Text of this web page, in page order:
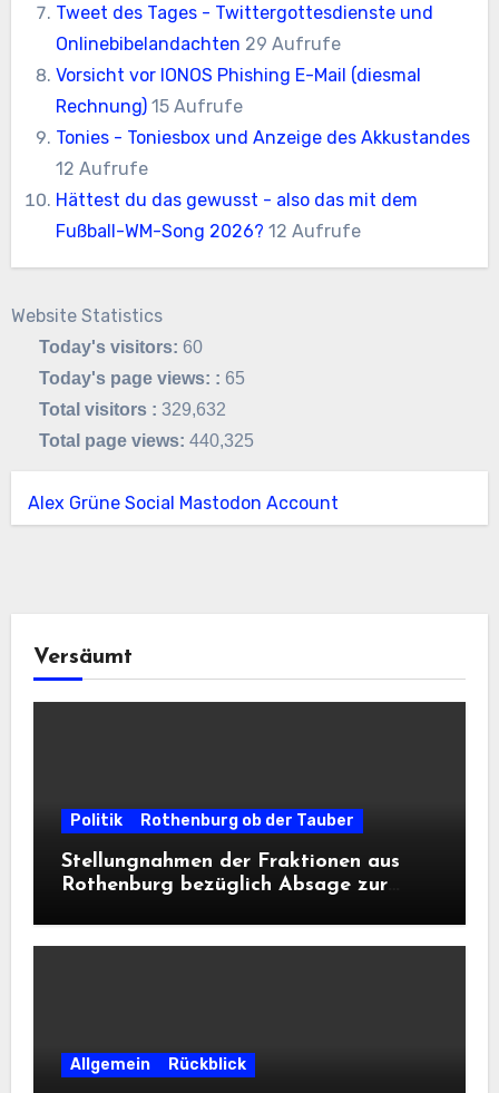
Tweet des Tages - Twittergottesdienste und
Onlinebibelandachten 29 Aufrufe
Vorsicht vor IONOS Phishing E-Mail (diesmal
Rechnung) 15 Aufrufe
Tonies - Toniesbox und Anzeige des Akkustandes
12 Aufrufe
Hättest du das gewusst - also das mit dem
Fußball-WM-Song 2026? 12 Aufrufe
Website Statistics
Today's visitors: 60
Today's page views: : 65
Total visitors :329,632
Total page views:440,325
Alex Grüne Social Mastodon Account
Versäumt
Politik Rothenburg ob der Tauber
Stellungnahmen der Fraktionen aus
Rothenburg bezüglich Absage zur
Allgemein Rückblick